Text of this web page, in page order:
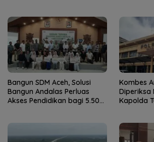
Bangun SDM Aceh, Solusi
Bangun Andalas Perluas
Akses Pendidikan bagi 5.500
Kombes
Diperiksa
Kapolda